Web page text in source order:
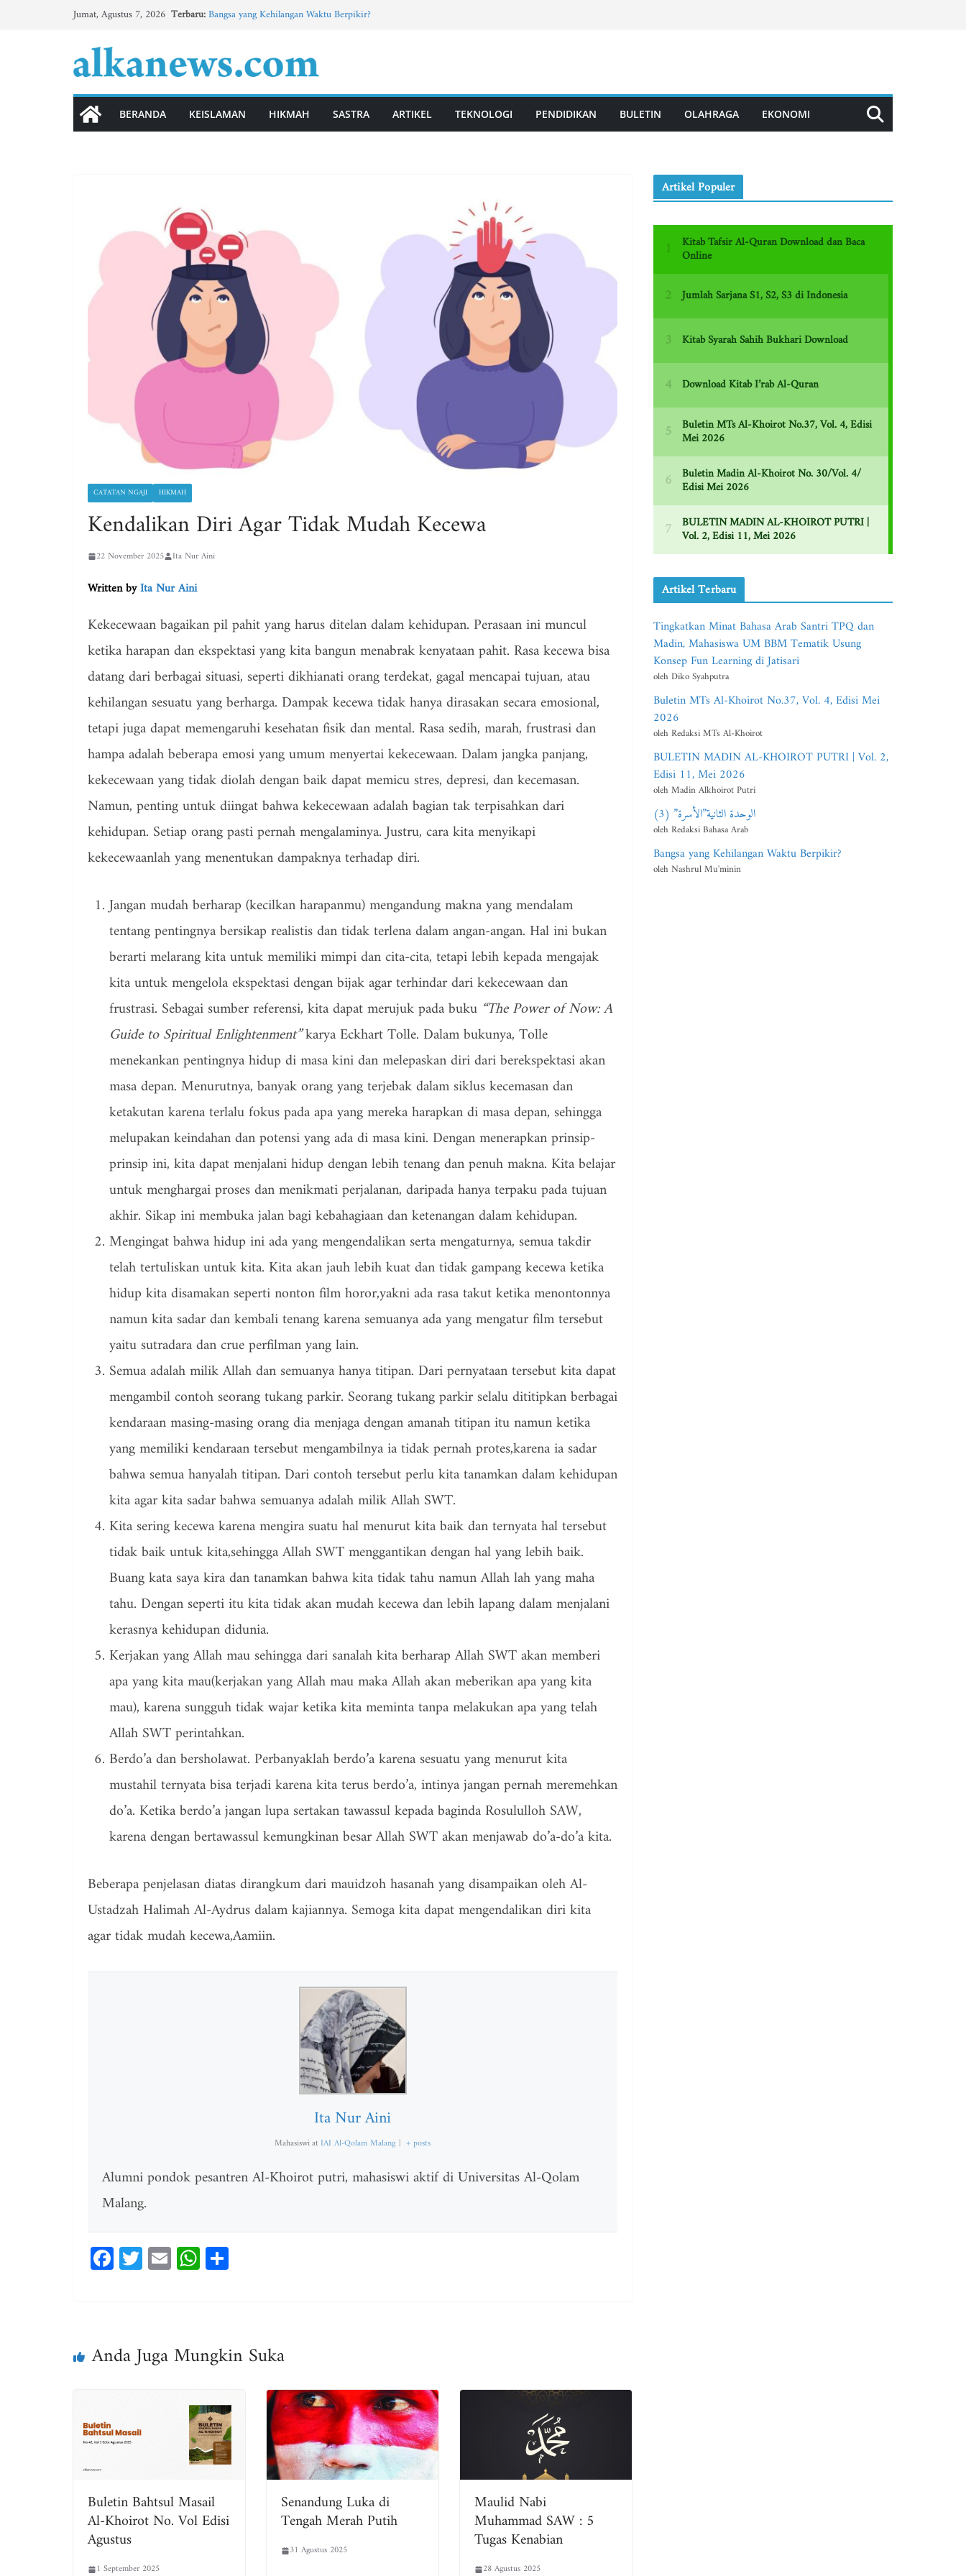
Jumat, Agustus 7, 2026 Terbaru:Bangsa yang Kehilangan Waktu Berpikir?
Buletin MTs Al-Khoirot No.37, Vol. 4, Edisi Mei 2026
BULETIN MADIN AL-KHOIROT PUTRI | Vol. 2, Edisi 11, Mei 2026
BERANDA KEISLAMAN HIKMAH SASTRA ARTIKEL TEKNOLOGI PENDIDIKAN BULETIN OLAHRAGA EKONOMI
CATATAN NGAJI HIKMAH
Kendalikan Diri Agar Tidak Mudah Kecewa
22 November 2025 Ita Nur Aini
Written byIta Nur Aini
Kekecewaan bagaikan pil pahit yang harus ditelan dalam kehidupan. Perasaan ini muncul
ketika harapan dan ekspektasi yang kita bangun menabrak kenyataan pahit. Rasa kecewa bisa
datang dari berbagai situasi, seperti dikhianati orang terdekat, gagal mencapai tujuan, atau
kehilangan sesuatu yang berharga. Dampak kecewa tidak hanya dirasakan secara emosional,
tetapi juga dapat memengaruhi kesehatan fisik dan mental. Rasa sedih, marah, frustrasi dan
hampa adalah beberapa emosi yang umum menyertai kekecewaan. Dalam jangka panjang,
kekecewaan yang tidak diolah dengan baik dapat memicu stres, depresi, dan kecemasan.
Namun, penting untuk diingat bahwa kekecewaan adalah bagian tak terpisahkan dari
kehidupan. Setiap orang pasti pernah mengalaminya. Justru, cara kita menyikapi
kekecewaanlah yang menentukan dampaknya terhadap diri.
Jangan mudah berharap (kecilkan harapanmu) mengandung makna yang mendalam
tentang pentingnya bersikap realistis dan tidak terlena dalam angan-angan. Hal ini bukan
berarti melarang kita untuk memiliki mimpi dan cita-cita, tetapi lebih kepada mengajak
kita untuk mengelola ekspektasi dengan bijak agar terhindar dari kekecewaan dan
frustrasi. Sebagai sumber referensi, kita dapat merujuk pada buku “The Power of Now: A
Guide to Spiritual Enlightenment”karya Eckhart Tolle. Dalam bukunya, Tolle
menekankan pentingnya hidup di masa kini dan melepaskan diri dari berekspektasi akan
masa depan. Menurutnya, banyak orang yang terjebak dalam siklus kecemasan dan
ketakutan karena terlalu fokus pada apa yang mereka harapkan di masa depan, sehingga
melupakan keindahan dan potensi yang ada di masa kini. Dengan menerapkan prinsip-
prinsip ini, kita dapat menjalani hidup dengan lebih tenang dan penuh makna. Kita belajar
untuk menghargai proses dan menikmati perjalanan, daripada hanya terpaku pada tujuan
akhir. Sikap ini membuka jalan bagi kebahagiaan dan ketenangan dalam kehidupan.
Mengingat bahwa hidup ini ada yang mengendalikan serta mengaturnya, semua takdir
telah tertuliskan untuk kita. Kita akan jauh lebih kuat dan tidak gampang kecewa ketika
hidup kita disamakan seperti nonton film horor,yakni ada rasa takut ketika menontonnya
namun kita sadar dan kembali tenang karena semuanya ada yang mengatur film tersebut
yaitu sutradara dan crue perfilman yang lain.
Semua adalah milik Allah dan semuanya hanya titipan. Dari pernyataan tersebut kita dapat
mengambil contoh seorang tukang parkir. Seorang tukang parkir selalu dititipkan berbagai
kendaraan masing-masing orang dia menjaga dengan amanah titipan itu namun ketika
yang memiliki kendaraan tersebut mengambilnya ia tidak pernah protes,karena ia sadar
bahwa semua hanyalah titipan. Dari contoh tersebut perlu kita tanamkan dalam kehidupan
kita agar kita sadar bahwa semuanya adalah milik Allah SWT.
Kita sering kecewa karena mengira suatu hal menurut kita baik dan ternyata hal tersebut
tidak baik untuk kita,sehingga Allah SWT menggantikan dengan hal yang lebih baik.
Buang kata saya kira dan tanamkan bahwa kita tidak tahu namun Allah lah yang maha
tahu. Dengan seperti itu kita tidak akan mudah kecewa dan lebih lapang dalam menjalani
kerasnya kehidupan didunia.
Kerjakan yang Allah mau sehingga dari sanalah kita berharap Allah SWT akan memberi
apa yang kita mau(kerjakan yang Allah mau maka Allah akan meberikan apa yang kita
mau), karena sungguh tidak wajar ketika kita meminta tanpa melakukan apa yang telah
Allah SWT perintahkan.
Berdo’a dan bersholawat. Perbanyaklah berdo’a karena sesuatu yang menurut kita
mustahil ternyata bisa terjadi karena kita terus berdo’a, intinya jangan pernah meremehkan
do’a. Ketika berdo’a jangan lupa sertakan tawassul kepada baginda Rosululloh SAW,
karena dengan bertawassul kemungkinan besar Allah SWT akan menjawab do’a-do’a kita.
Beberapa penjelasan diatas dirangkum dari mauidzoh hasanah yang disampaikan oleh Al-
Ustadzah Halimah Al-Aydrus dalam kajiannya. Semoga kita dapat mengendalikan diri kita
agar tidak mudah kecewa,Aamiin.
Ita Nur Aini
MahasiswiatIAI Al-Qolam Malang | + posts
Alumni pondok pesantren Al-Khoirot putri, mahasiswi aktif di Universitas Al-Qolam
Malang.
Fa
ce
T
wi
E
m
W
ha
pp
Anda Juga Mungkin Suka
Buletin Bahtsul Masail
Al-Khoirot No. Vol Edisi
Agustus
1 September 2025
Senandung Luka di
Tengah Merah Putih
31 Agustus 2025
Maulid Nabi
Muhammad SAW : 5
Tugas Kenabian
28 Agustus 2025
Artikel Populer
Artikel Terbaru
Tingkatkan Minat Bahasa Arab Santri TPQ dan
Madin, Mahasiswa UM BBM Tematik Usung
Konsep Fun Learning di Jatisari
oleh Diko Syahputra
Buletin MTs Al-Khoirot No.37, Vol. 4, Edisi Mei
2026
oleh Redaksi MTs Al-Khoirot
BULETIN MADIN AL-KHOIROT PUTRI | Vol. 2,
Edisi 11, Mei 2026
oleh Madin Alkhoirot Putri
الوحدة الثانية”الأسرة” (3)
oleh Redaksi Bahasa Arab
Bangsa yang Kehilangan Waktu Berpikir?
oleh Nashrul Mu'minin